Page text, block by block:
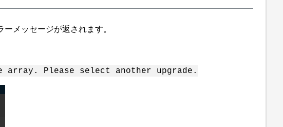
メッセージが返されます。
array. Please select another upgrade.